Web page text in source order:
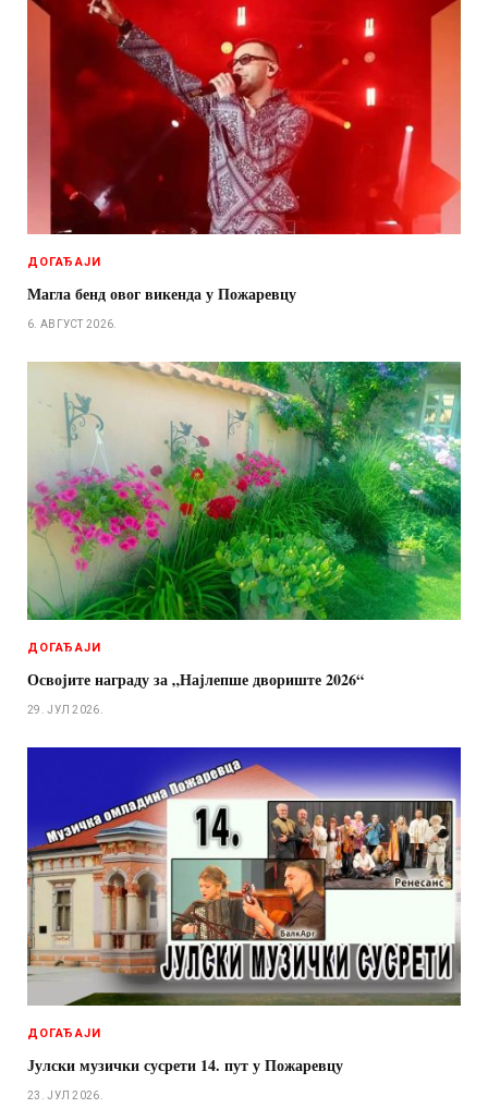
ДОГАЂАЈИ
Магла бенд овог викенда у Пожаревцу
6. АВГУСТ 2026.
ДОГАЂАЈИ
Освојите награду за „Најлепше двориште 2026“
29. ЈУЛ 2026.
ДОГАЂАЈИ
Јулски музички сусрети 14. пут у Пожаревцу
23. ЈУЛ 2026.